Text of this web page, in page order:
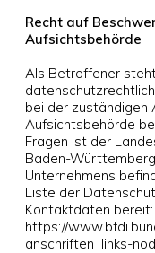
Recht auf
Aufsichtsbehörde
Als Betroffener
bei der zuständigen
Aufsichtsbehörde
Fragen ist der
Baden-
Unternehmens
Liste der
Kontaktdaten bereit:
https://
anschriften_links-